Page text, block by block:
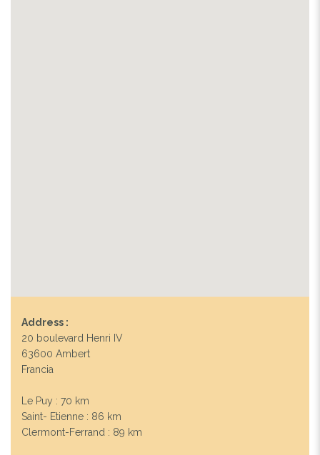
Address :
20 boulevard Henri IV
63600 Ambert
Francia
Le Puy : 70 km
Saint- Etienne : 86 km
Clermont-Ferrand : 89 km